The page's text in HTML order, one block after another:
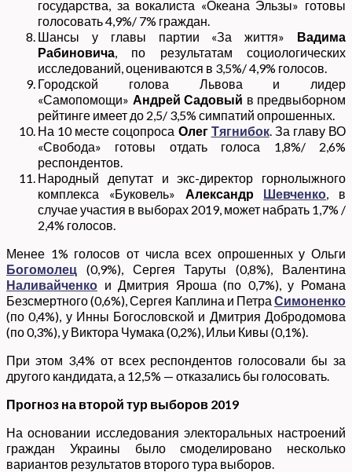
государства, за вокалиста «Океана Эльзы» готовы
голосовать 4,9%/ 7% граждан.
Шансы у главы партии «За життя» Вадима
Рабиновича, по результатам социологических
исследований, оцениваются в 3,5%/ 4,9% голосов.
Городской голова Львова и лидер
«Самопомощи» Андрей Садовый в предвыборном
рейтинге имеет до 2,5/ 3,5% симпатий опрошенных.
На 10 месте соцопроса Олег Тягнибок. За главу ВО
«Свобода» готовы отдать голоса 1,8%/ 2,6%
респондентов.
Народный депутат и экс-директор горнолыжного
комплекса «Буковель» Александр Шевченко, в
случае участия в выборах 2019, может набрать 1,7% /
2,4% голосов.
Менее 1% голосов от числа всех опрошенных у Ольги
Богомолец (0,9%), Сергея Таруты (0,8%), Валентина
Наливайченко и Дмитрия Яроша (по 0,7%), у Романа
Безсмертного (0,6%), Сергея Каплина и Петра Симоненко
(по 0,4%), у Инны Богословской и Дмитрия Добродомова
(по 0,3%), у Виктора Чумака (0,2%), Ильи Кивы (0,1%).
При этом 3,4% от всех респондентов голосовали бы за
другого кандидата, а 12,5% — отказались бы голосовать.
Прогноз на второй тур выборов 2019
На основании исследования электоральных настроений
граждан Украины было смоделировано несколько
вариантов результатов второго тура выборов.